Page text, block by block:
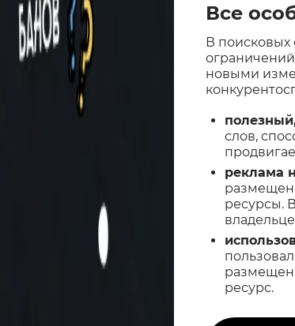
Все
В поисковых
новыми
слов,
реклама
ресурсы.
ресурс.